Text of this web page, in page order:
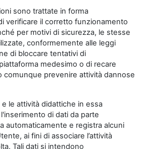
sono trattate in forma
verificare il corretto funzionamento
per motivi di sicurezza, le stesse
conformemente alle leggi
di bloccare tentativi di
medesimo o di recare
comunque prevenire attività dannose
e le attività didattiche in essa
di dati da parte
automaticamente e registra alcuni
ai fini di associare l’attività
Tali dati si intendono